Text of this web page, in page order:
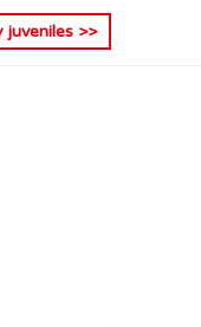
juveniles>>